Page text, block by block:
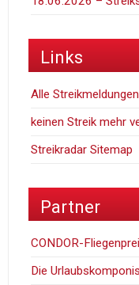
Links
Alle Streikmeldungen
keinen Streik mehr
Streikradar Sitemap
Partner
CONDOR-
Die